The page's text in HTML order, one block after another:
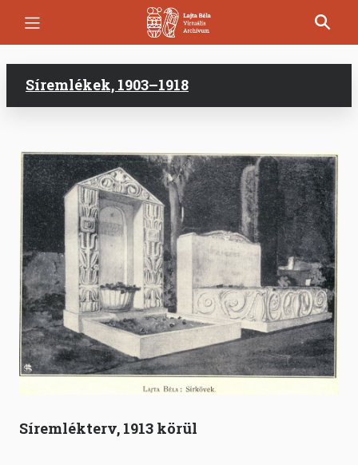
Síremlékek, 1903–1918
Síremlékterv, 1913 körül